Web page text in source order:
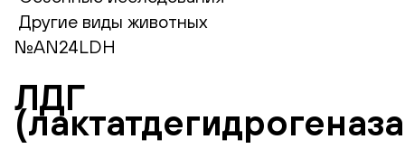
Другие виды животных
№AN24LDH
ЛДГ